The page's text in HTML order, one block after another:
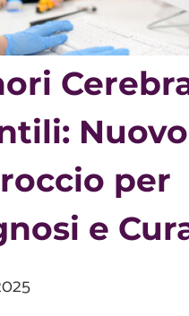
Nuovo
per
e